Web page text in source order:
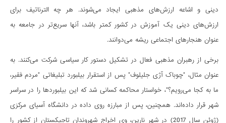
دینی و اشاعه ارزش‌های مذهبی ایجاد می‌شوند. هر چه الترناتیف برای
ارزش‌های دینی یک آموزش در کشور کمتر باشد، آنها سریع‌تر در جامعه به
عنوان هنجارهای اجتماعی ریشه می‌دوانند.
برخی از رهبران مذهبی فعال در تشکیل دستور کار سیاسی شرکت می‌کنند. به
عنوان مثال، "چوباک آژی جلیلوف" پس از استقرار بیلبورد تبلیغاتی "مردم فقیر،
ما به کجا می‌رویم؟"، خواستار محاکمه کسانی شد که این بیلبوردها را در سراسر
شهر قرار داده‌اند. همچنین، پس از مبارزه روی داده در دانشگاه آسیای مرکزی
(ژوئن سال 2017) در شهر نارین، وی اخراج شهروندان تاجیکستان از کشور را